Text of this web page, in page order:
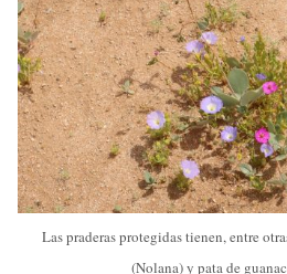
Las praderas protegidas tienen, entre
(Nolana) y pata de